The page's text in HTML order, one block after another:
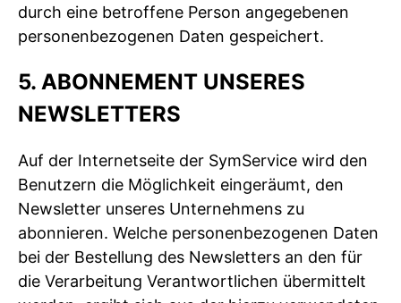
durch eine betroffene Person angegebenen
personenbezogenen Daten gespeichert.
5. ABONNEMENT UNSERES
NEWSLETTERS
Auf der Internetseite der SymService wird den
Benutzern die Möglichkeit eingeräumt, den
Newsletter unseres Unternehmens zu
abonnieren. Welche personenbezogenen Daten
bei der Bestellung des Newsletters an den für
die Verarbeitung Verantwortlichen übermittelt